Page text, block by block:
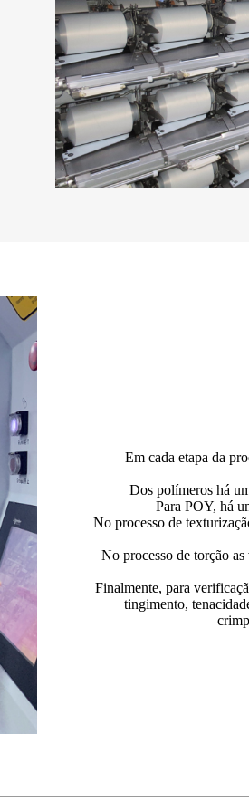
Em cada etapa da
Dos polímeros há
Para POY, há
No processo de
No processo de torção
Finalmente, para
tingimento,